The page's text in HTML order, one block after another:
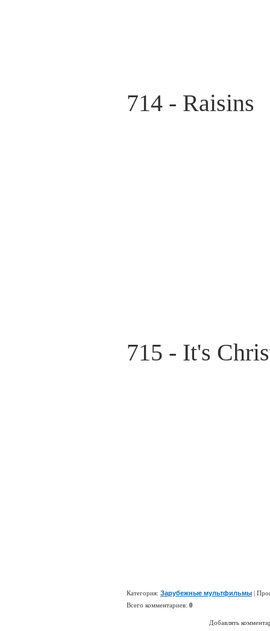
714 - Raisins
715 - It's
Категория: Зарубежные мультфильмы |
Всего комментариев: 0
Добавлять